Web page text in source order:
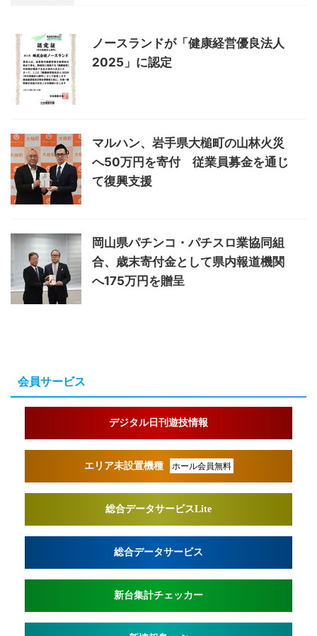
ノースランドが「健康経営優良法人
2025」に認定
マルハン、岩手県大槌町の山林火災
へ50万円を寄付 従業員募金を通じ
て復興支援
岡山県パチンコ・パチスロ業協同組
合、歳末寄付金として県内報道機関
へ175万円を贈呈
会員サービス
デジタル日刊遊技情報
エリア未設置機種 ホール会員無料
総合データサービスLite
総合データサービス
新台集計チェッカー